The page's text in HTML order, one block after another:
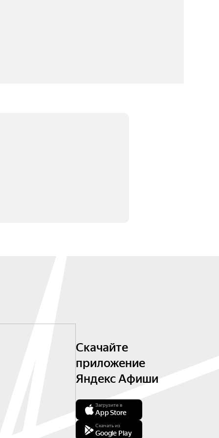
Скачайте
приложение
Яндекс Афиши
Загрузите в
App Store
Скачать из
Google Play